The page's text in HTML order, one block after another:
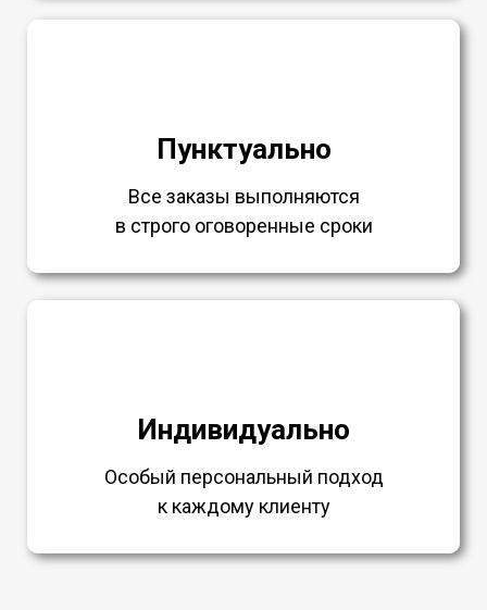
Пунктуально
Все заказы выполняются
в строго оговоренные сроки
Индивидуально
Особый персональный подход
к каждому клиенту